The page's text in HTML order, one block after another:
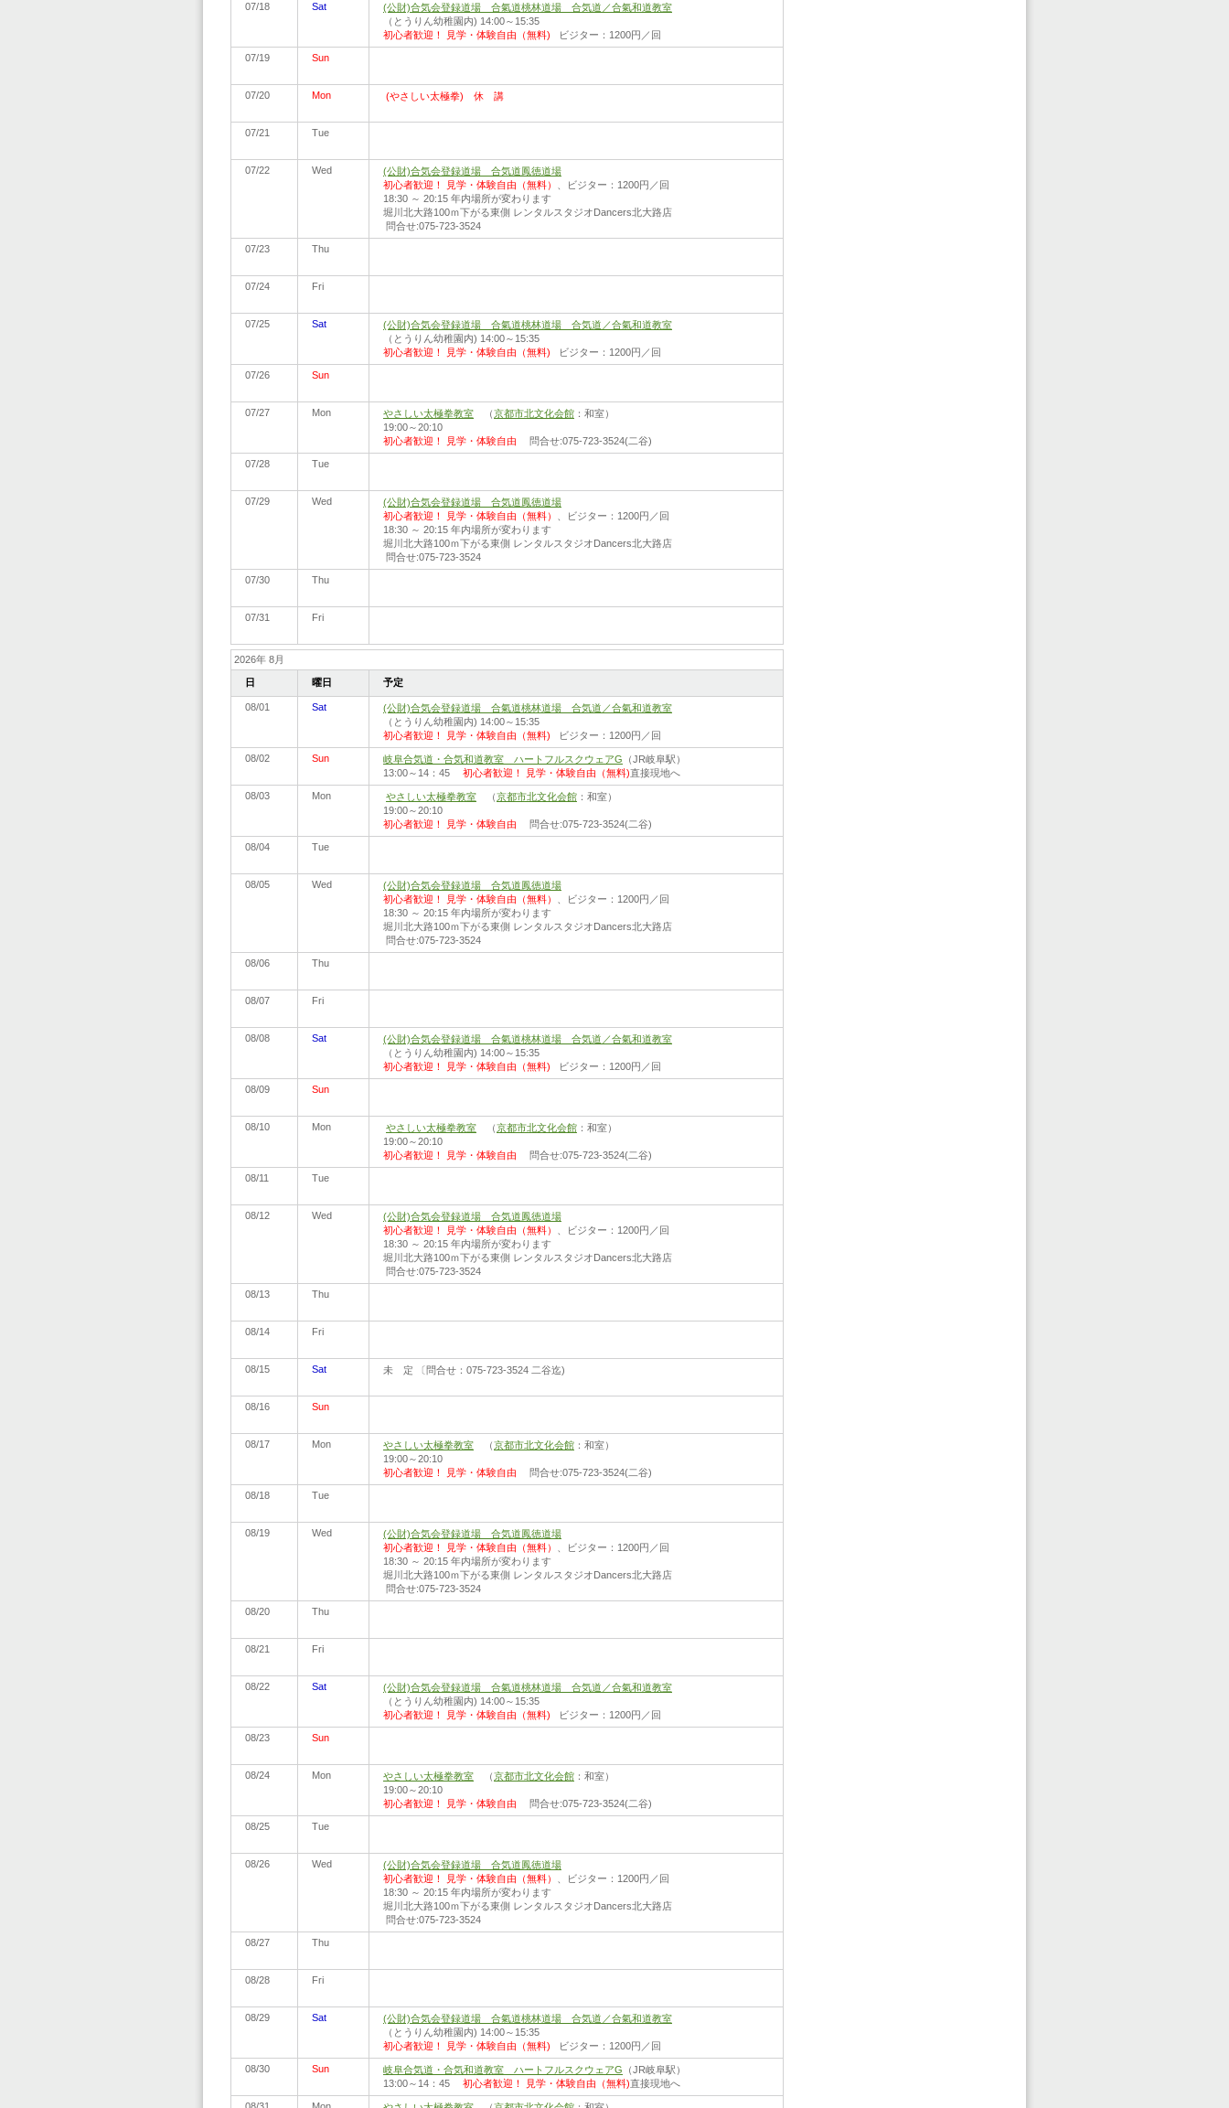
07/18 Sat
(公財)合気会登録道場 合氣道桃林道場 合気道／合氣和道教室
（とうりん幼稚園内) 14:00～15:35
初心者歓迎！
見学・体験自由（無料) ビジター：1200円／回
07/19 Sun
07/20 Mon (やさしい太極拳) 休 講
07/21 Tue
07/22 Wed
(公財)合気会登録道場 合気道鳳徳道場
初心者歓迎！
見学・体験自由（無料）
、ビジター：1200円／回
18:30 ～ 20:15 年内場所が変わります
堀川北大路100ｍ下がる東側 レンタルスタジオDancers北大路店
問合せ:075-723-3524
07/23 Thu
07/24 Fri
07/25 Sat
(公財)合気会登録道場 合氣道桃林道場 合気道／合氣和道教室
（とうりん幼稚園内) 14:00～15:35
初心者歓迎！
見学・体験自由（無料) ビジター：1200円／回
07/26 Sun
07/27 Mon やさしい太極拳教室 （京都市北文化会館 ：和室）
19:00～20:10
初心者歓迎！
見学・体験自由 問合せ:075-723-3524(二谷)
07/28 Tue
07/29 Wed
(公財)合気会登録道場 合気道鳳徳道場
初心者歓迎！
見学・体験自由（無料）
、ビジター：1200円／回
18:30 ～ 20:15 年内場所が変わります
堀川北大路100ｍ下がる東側 レンタルスタジオDancers北大路店
問合せ:075-723-3524
07/30 Thu
07/31 Fri
2026年 8月
日 曜日 予定
08/01 Sat
(公財)合気会登録道場 合氣道桃林道場 合気道／合氣和道教室
（とうりん幼稚園内) 14:00～15:35
初心者歓迎！
見学・体験自由（無料) ビジター：1200円／回
08/02 Sun 岐阜合気道・合気和道教室 ハートフルスクウェアG （JR岐阜駅）
13:00～14：45 初心者歓迎！ 見学・体験自由（無料)直接現地へ
08/03 Mon やさしい太極拳教室 （京都市北文化会館 ：和室）
19:00～20:10
初心者歓迎！
見学・体験自由 問合せ:075-723-3524(二谷)
08/04 Tue
08/05 Wed
(公財)合気会登録道場 合気道鳳徳道場
初心者歓迎！
見学・体験自由（無料）
、ビジター：1200円／回
18:30 ～ 20:15 年内場所が変わります
堀川北大路100ｍ下がる東側 レンタルスタジオDancers北大路店
問合せ:075-723-3524
08/06 Thu
08/07 Fri
08/08 Sat
(公財)合気会登録道場 合氣道桃林道場 合気道／合氣和道教室
（とうりん幼稚園内) 14:00～15:35
初心者歓迎！
見学・体験自由（無料) ビジター：1200円／回
08/09 Sun
08/10 Mon やさしい太極拳教室 （京都市北文化会館 ：和室）
19:00～20:10
初心者歓迎！
見学・体験自由 問合せ:075-723-3524(二谷)
08/11 Tue
08/12 Wed
(公財)合気会登録道場 合気道鳳徳道場
初心者歓迎！
見学・体験自由（無料）
、ビジター：1200円／回
18:30 ～ 20:15 年内場所が変わります
堀川北大路100ｍ下がる東側 レンタルスタジオDancers北大路店
問合せ:075-723-3524
08/13 Thu
08/14 Fri
08/15 Sat 未 定 〔問合せ：075-723-3524 二谷迄)
08/16 Sun
08/17 Mon やさしい太極拳教室 （京都市北文化会館 ：和室）
19:00～20:10
初心者歓迎！
見学・体験自由 問合せ:075-723-3524(二谷)
08/18 Tue
08/19 Wed
(公財)合気会登録道場 合気道鳳徳道場
初心者歓迎！
見学・体験自由（無料）
、ビジター：1200円／回
18:30 ～ 20:15 年内場所が変わります
堀川北大路100ｍ下がる東側 レンタルスタジオDancers北大路店
問合せ:075-723-3524
08/20 Thu
08/21 Fri
08/22 Sat
(公財)合気会登録道場 合氣道桃林道場 合気道／合氣和道教室
（とうりん幼稚園内) 14:00～15:35
初心者歓迎！
見学・体験自由（無料) ビジター：1200円／回
08/23 Sun
08/24 Mon やさしい太極拳教室 （京都市北文化会館 ：和室）
19:00～20:10
初心者歓迎！
見学・体験自由 問合せ:075-723-3524(二谷)
08/25 Tue
08/26 Wed
(公財)合気会登録道場 合気道鳳徳道場
初心者歓迎！
見学・体験自由（無料）
、ビジター：1200円／回
18:30 ～ 20:15 年内場所が変わります
堀川北大路100ｍ下がる東側 レンタルスタジオDancers北大路店
問合せ:075-723-3524
08/27 Thu
08/28 Fri
08/29 Sat
(公財)合気会登録道場 合氣道桃林道場 合気道／合氣和道教室
（とうりん幼稚園内) 14:00～15:35
初心者歓迎！
見学・体験自由（無料) ビジター：1200円／回
08/30 Sun 岐阜合気道・合気和道教室 ハートフルスクウェアG （JR岐阜駅）
13:00～14：45 初心者歓迎！ 見学・体験自由（無料)直接現地へ